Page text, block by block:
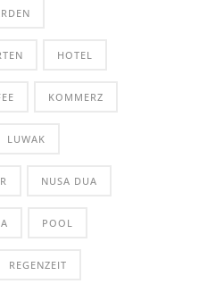
HOTEL
KOMMERZ
LUWAK
NUSA DUA
POOL
REGENZEIT